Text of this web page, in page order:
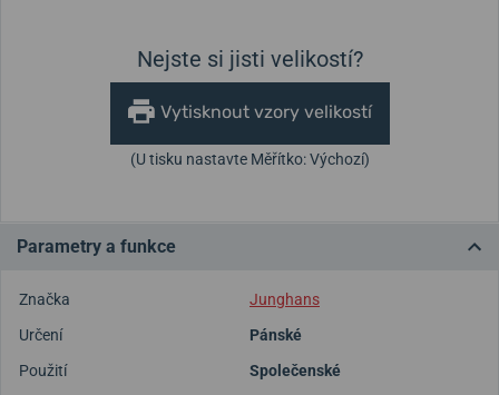
Nejste si jisti velikostí?
Vytisknout vzory velikostí
(U tisku nastavte Měřítko: Výchozí)
Parametry a funkce
Značka
Junghans
Určení
Pánské
Použití
Společenské